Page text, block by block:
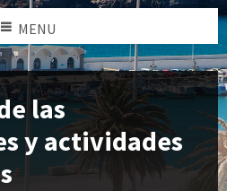
MENU
las
y actividades